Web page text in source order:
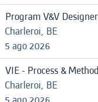
Program V&V Designer
Charleroi, BE
5 ago 2026
VIE - Process &
Charleroi, BE